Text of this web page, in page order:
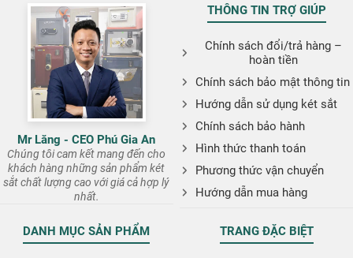
Mr Lăng - CEO Phú Gia An
Chúng tôi cam kết mang đến cho
khách hàng những sản phẩm két
sắt chất lượng cao với giá cả hợp lý
nhất.
THÔNG TIN TRỢ GIÚP
Chính sách đổi/trả hàng –
hoàn tiền
Chính sách bảo mật thông tin
Hướng dẫn sử dụng két sắt
Chính sách bảo hành
Hình thức thanh toán
Phương thức vận chuyển
Hướng dẫn mua hàng
DANH MỤC SẢN PHẨM TRANG ĐẶC BIỆT